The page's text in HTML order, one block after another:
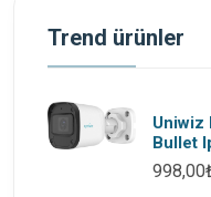
Trend ürünler
Uniwiz
Bullet